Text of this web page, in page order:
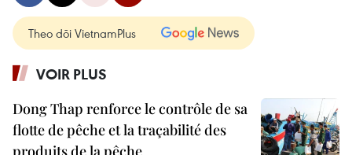
Theo dõi VietnamPlus
VOIR PLUS
Dong Thap renforce le contrôle de sa
flotte de pêche et la traçabilité des
produits de la pêche